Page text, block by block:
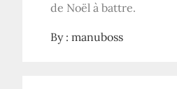
de Noël à battre.
By :manuboss